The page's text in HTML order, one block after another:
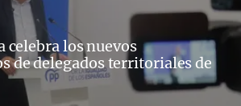
celebra los nuevos
de delegados territoriales de